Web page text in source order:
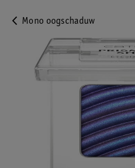
Mono oogschaduw